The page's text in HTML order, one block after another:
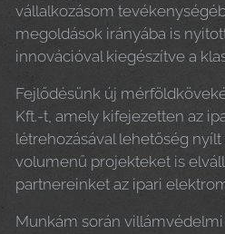
vállalkozásom
megoldások irányába is
innovációval kiegészítve a
Fejlődésünk új
Kft.-t, amely kifejezetten az
létrehozásával lehetőség
volumenű projekteket is
partnereinket az ipari
Munkám során